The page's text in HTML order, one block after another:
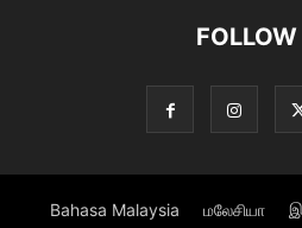
Bahasa Malaysia மலேசியா